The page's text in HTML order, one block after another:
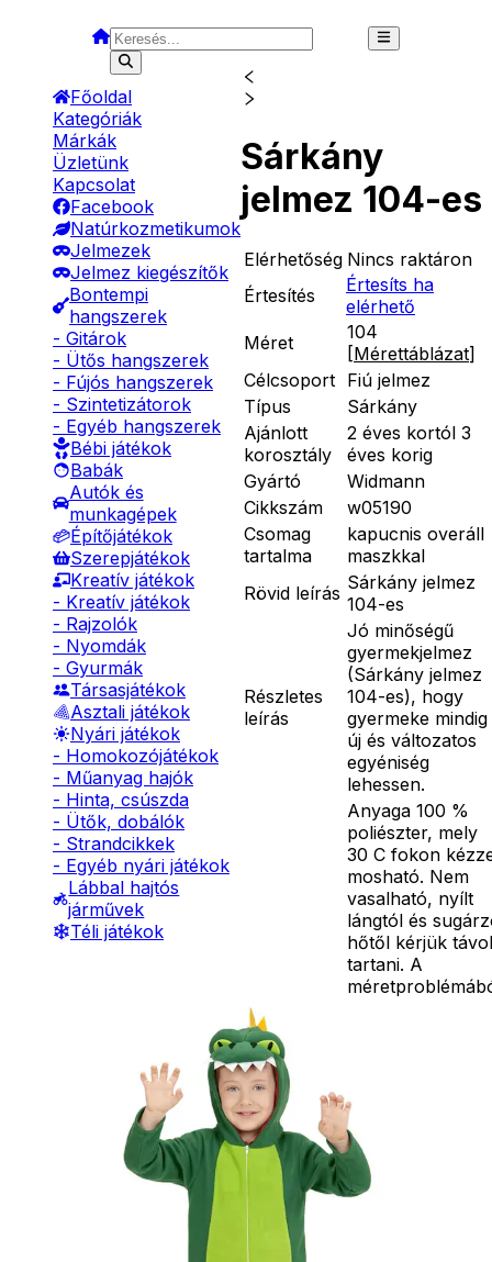
Főoldal
Kategóriák
Márkák
Üzletünk
Kapcsolat
Facebook
Natúrkozmetikumok
Jelmezek
Jelmez kiegészítők
Bontempi
hangszerek
- Gitárok
- Ütős hangszerek
- Fújós hangszerek
- Szintetizátorok
- Egyéb hangszerek
Bébi játékok
Babák
Autók és
munkagépek
Építőjátékok
Szerepjátékok
Kreatív játékok
- Kreatív játékok
- Rajzolók
- Nyomdák
- Gyurmák
Társasjátékok
Asztali játékok
Nyári játékok
- Homokozójátékok
- Műanyag hajók
- Hinta, csúszda
- Ütők, dobálók
- Strandcikkek
- Egyéb nyári játékok
Lábbal hajtós
járművek
Téli játékok
Sárkány
jelmez 104-es
Elérhetőség Nincs raktáron
Értesítés
Értesíts ha
elérhető
Méret
104
[Mérettáblázat]
Célcsoport Fiú jelmez
Típus
Sárkány
Ajánlott
korosztály
2 éves kortól 3
éves korig
Gyártó
Widmann
Cikkszám
w05190
Csomag
tartalma
kapucnis overáll
maszkkal
Rövid leírás Sárkány jelmez
104-es
Részletes
leírás
Jó minőségű
gyermekjelmez
(Sárkány jelmez
104-es), hogy
gyermeke mindig
új és változatos
egyéniség
lehessen.
Egyéb
Anyaga 100 %
poliészter, mely
30 C fokon
mosható. Nem
vasalható, nyílt
lángtól és
hőtől kérjük távol
tartani. A
Jelmezcserénél
postaköltséget
csak minőségi
probléma esetén
tudjuk átvállalni.